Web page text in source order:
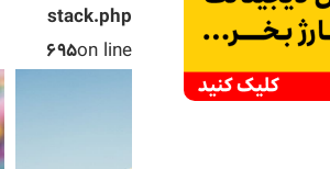
stack.php
on line
695